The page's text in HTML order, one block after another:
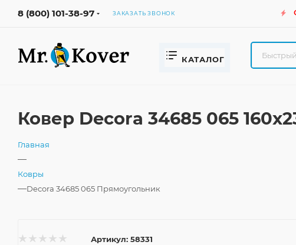
8 (800) 101-38-97 ЗАКАЗАТЬ ЗВОНОК
КАТАЛОГ
Ковер Decora 34685 065
Главная
—
Ковры
—Decora 34685 065 Прямоугольник
Артикул: 58331